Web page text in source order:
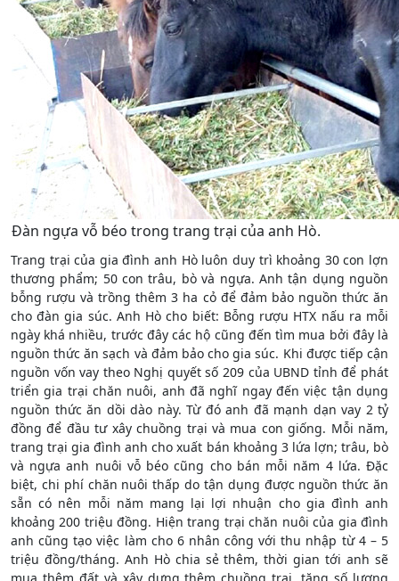
Đàn ngựa vỗ béo trong trang trại của anh Hò.
Trang trại của gia đình anh Hò luôn duy trì khoảng 30 con lợn
thương phẩm; 50 con trâu, bò và ngựa. Anh tận dụng nguồn
bỗng rượu và trồng thêm 3 ha cỏ để đảm bảo nguồn thức ăn
cho đàn gia súc. Anh Hò cho biết: Bỗng rượu HTX nấu ra mỗi
ngày khá nhiều, trước đây các hộ cũng đến tìm mua bởi đây là
nguồn thức ăn sạch và đảm bảo cho gia súc. Khi được tiếp cận
nguồn vốn vay theo Nghị quyết số 209 của UBND tỉnh để phát
triển gia trại chăn nuôi, anh đã nghĩ ngay đến việc tận dụng
nguồn thức ăn dồi dào này. Từ đó anh đã mạnh dạn vay 2 tỷ
đồng để đầu tư xây chuồng trại và mua con giống. Mỗi năm,
trang trại gia đình anh cho xuất bán khoảng 3 lứa lợn; trâu, bò
và ngựa anh nuôi vỗ béo cũng cho bán mỗi năm 4 lứa. Đặc
biệt, chi phí chăn nuôi thấp do tận dụng được nguồn thức ăn
sẵn có nên mỗi năm mang lại lợi nhuận cho gia đình anh
khoảng 200 triệu đồng. Hiện trang trại chăn nuôi của gia đình
anh cũng tạo việc làm cho 6 nhân công với thu nhập từ 4 – 5
triệu đồng/tháng. Anh Hò chia sẻ thêm, thời gian tới anh sẽ